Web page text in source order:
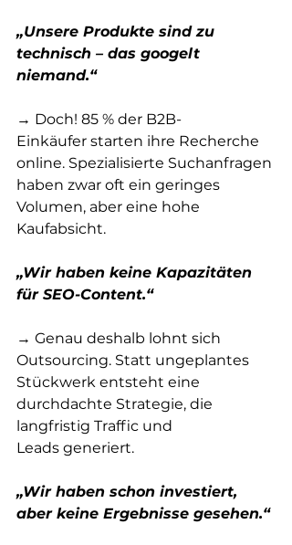
„Unsere Produkte sind zu
technisch – das googelt
niemand.“
→ Doch! 85 % der B2B-
Einkäufer starten ihre Recherche
online. Spezialisierte Suchanfragen
haben zwar oft ein geringes
Volumen, aber eine hohe
Kaufabsicht.
„Wir haben keine Kapazitäten
für SEO-Content.“
→ Genau deshalb lohnt sich
Outsourcing. Statt ungeplantes
Stückwerk entsteht eine
durchdachte Strategie, die
langfristig Traffic und
Leads generiert.
„Wir haben schon investiert,
aber keine Ergebnisse gesehen.“